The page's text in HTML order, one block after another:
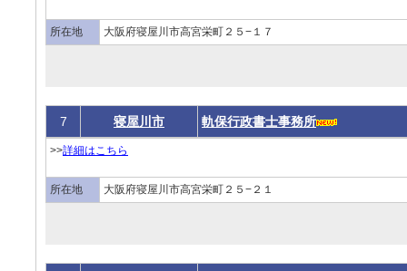
所在地 大阪府寝屋川市高宮栄町２５−１７
7 寝屋川市 軌保行政書士事務所
>>詳細はこちら
所在地 大阪府寝屋川市高宮栄町２５−２１